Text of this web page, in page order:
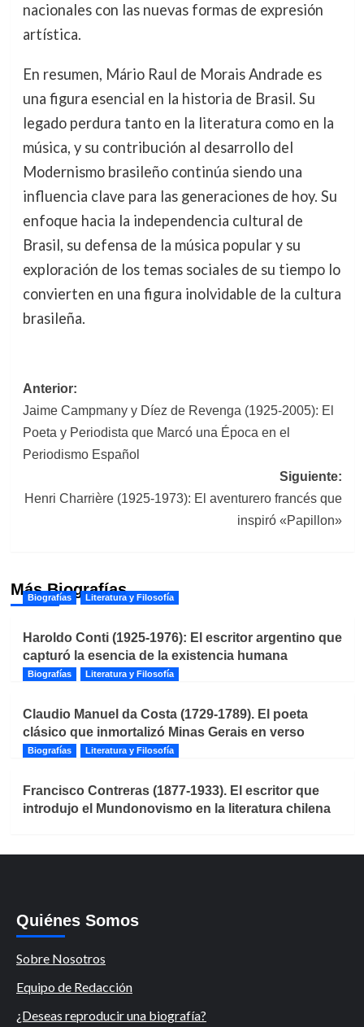
nacionales con las nuevas formas de expresión
artística.
En resumen, Mário Raul de Morais Andrade es
una figura esencial en la historia de Brasil. Su
legado perdura tanto en la literatura como en la
música, y su contribución al desarrollo del
Modernismo brasileño continúa siendo una
influencia clave para las generaciones de hoy. Su
enfoque hacia la independencia cultural de
Brasil, su defensa de la música popular y su
exploración de los temas sociales de su tiempo lo
convierten en una figura inolvidable de la cultura
brasileña.
Navegación
de
entradas
Anterior:
Jaime Campmany y Díez de Revenga (1925-2005): El
Poeta y Periodista que Marcó una Época en el
Periodismo Español
Siguiente:
Henri Charrière (1925-1973): El aventurero francés que
inspiró «Papillon»
Más Biografías
Biografías Literatura y Filosofía
Haroldo Conti (1925-1976): El escritor argentino que
capturó la esencia de la existencia humana
Biografías Literatura y Filosofía
Claudio Manuel da Costa (1729-1789). El poeta
clásico que inmortalizó Minas Gerais en verso
Biografías Literatura y Filosofía
Francisco Contreras (1877-1933). El escritor que
introdujo el Mundonovismo en la literatura chilena
Quiénes Somos
Sobre Nosotros
Equipo de Redacción
¿Deseas reproducir una biografía?